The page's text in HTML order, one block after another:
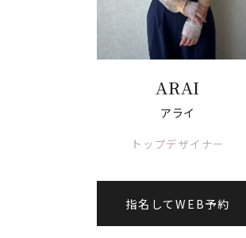
ARAI
アライ
トップデザイナー
指名してWEB予約